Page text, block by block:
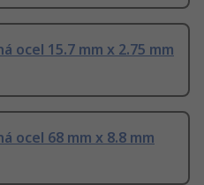
ocel 15.7 mm x 2.75 mm
ocel 68 mm x 8.8 mm